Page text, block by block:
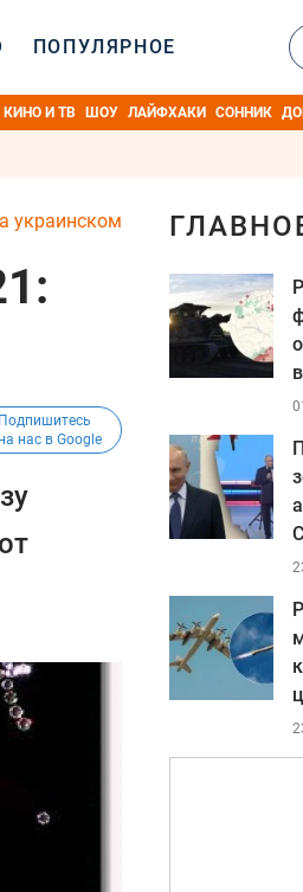
ПОПУЛЯРНОЕ
КИНО И ТВ ШОУ ЛАЙФХАКИ СОННИК
украинском
Подпишитесь
на нас в Google